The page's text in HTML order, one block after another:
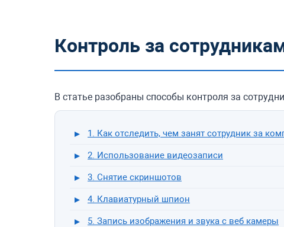
Контроль за
В статье разобраны способы контроля за
1. Как отследить, чем занят сотрудник за
2. Использование видеозаписи
3. Снятие скриншотов
4. Клавиатурный шпион
5. Запись изображения и звука с веб камеры